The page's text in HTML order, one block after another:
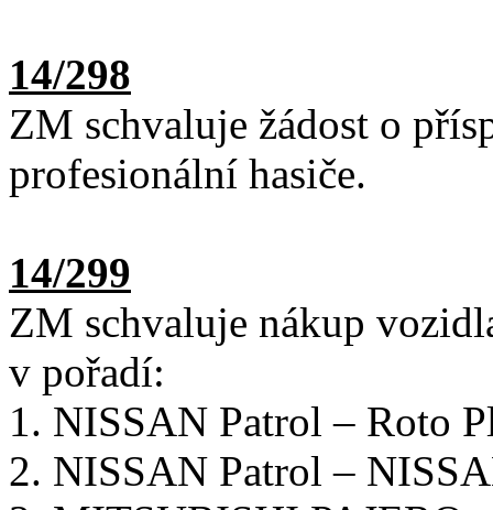
14/298
ZM schvaluje žádost o
profesionální hasiče.
14/299
ZM schvaluje nákup
v pořadí:
NISSAN Patrol – Roto
NISSAN Patrol –